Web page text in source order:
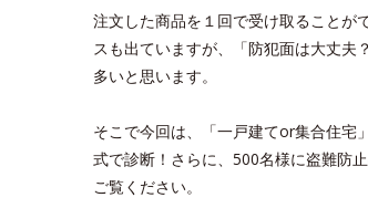
注文した商品を１回で受け取ることが
スも出ていますが、「防犯面は大丈夫
多いと思います。
そこで今回は、「一戸建てor集合住宅
式で診断！さらに、500名様に盗難防
ご覧ください。